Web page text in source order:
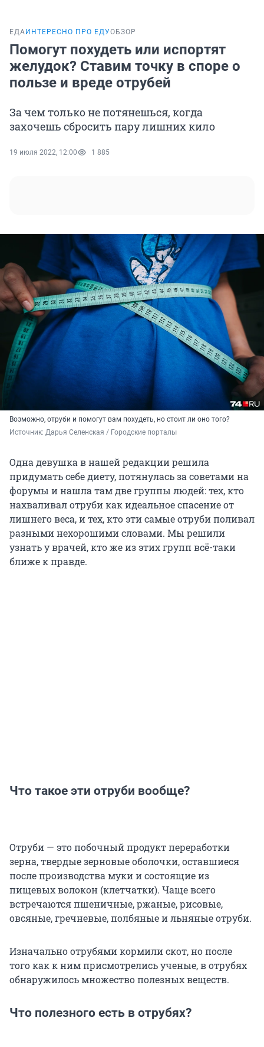
ЕДА ИНТЕРЕСНО ПРО ЕДУОБЗОР
Помогут похудеть или испортят
желудок? Ставим точку в споре о
пользе и вреде отрубей
За чем только не потянешься, когда
захочешь сбросить пару лишних кило
19 июля 2022, 12:00 1 885
Возможно, отруби и помогут вам похудеть, но стоит ли оно того?
Источник: Дарья Селенская / Городские порталы
Одна девушка в нашей редакции решила
придумать себе диету, потянулась за советами на
форумы и нашла там две группы людей: тех, кто
нахваливал отруби как идеальное спасение от
лишнего веса, и тех, кто эти самые отруби поливал
разными нехорошими словами. Мы решили
узнать у врачей, кто же из этих групп всё-таки
ближе к правде.
Что такое эти отруби вообще?
Отруби — это побочный продукт переработки
зерна, твердые зерновые оболочки, оставшиеся
после производства муки и состоящие из
пищевых волокон (клетчатки). Чаще всего
встречаются пшеничные, ржаные, рисовые,
овсяные, гречневые, полбяные и льняные отруби.
Изначально отрубями кормили скот, но после
того как к ним присмотрелись ученые, в отрубях
обнаружилось множество полезных веществ.
Что полезного есть в отрубях?